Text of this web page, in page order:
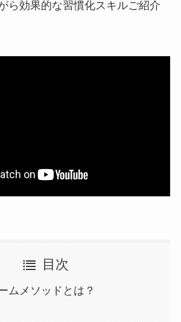
ら効果的な習慣化スキルご紹介
目次
ムメソッドとは？